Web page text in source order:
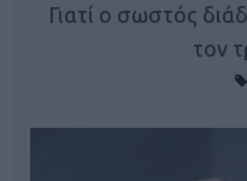
Γιατί ο σωστός
τον